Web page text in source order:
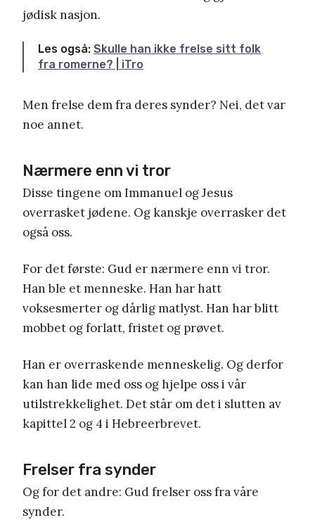
jødisk nasjon.
Les også: Skulle han ikke frelse sitt folk
fra romerne? | iTro
Men frelse dem fra deres synder? Nei, det var
noe annet.
Nærmere enn vi tror
Disse tingene om Immanuel og Jesus
overrasket jødene. Og kanskje overrasker det
også oss.
For det første: Gud er nærmere enn vi tror.
Han ble et menneske. Han har hatt
voksesmerter og dårlig matlyst. Han har blitt
mobbet og forlatt, fristet og prøvet.
Han er overraskende menneskelig. Og derfor
kan han lide med oss og hjelpe oss i vår
utilstrekkelighet. Det står om det i slutten av
kapittel 2 og 4 i Hebreerbrevet.
Frelser fra synder
Og for det andre: Gud frelser oss fra våre
synder.